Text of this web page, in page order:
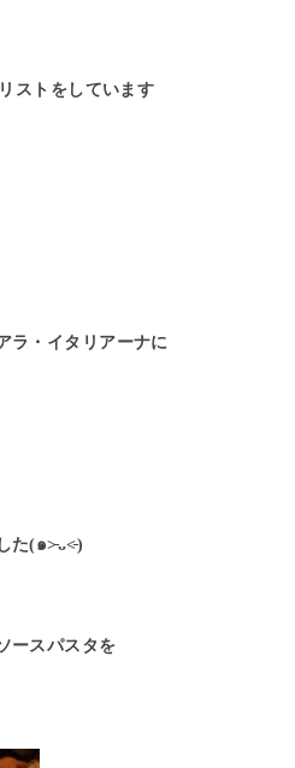
ストをしています
ラ・イタリアーナに
た(๑˃̵ᴗ˂̵)
ースパスタを